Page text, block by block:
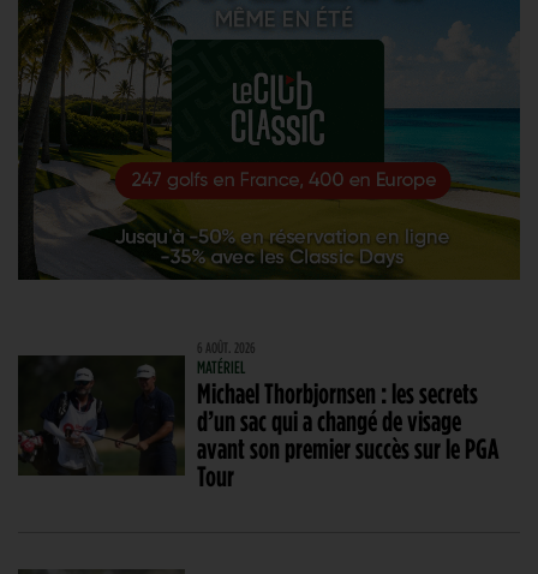
6 AOÛT. 2026
MATÉRIEL
Michael Thorbjornsen : les secrets
d’un sac qui a changé de visage
avant son premier succès sur le PGA
Tour